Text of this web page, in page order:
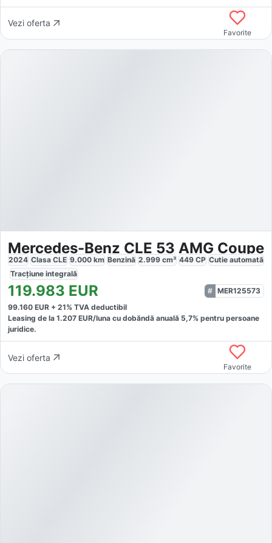
Vezi oferta
Favorite
Mercedes-Benz CLE 53 AMG Coupe
2024 Clasa CLE 9.000 km Benzină 2.999 cm³ 449 CP Cutie automată
Tracțiune integrală
119.983 EUR
MER125573
99.160 EUR + 21% TVA deductibil
Leasing de la 1.207 EUR/luna cu dobăndă anuală 5,7% pentru persoane
juridice.
Vezi oferta
Favorite